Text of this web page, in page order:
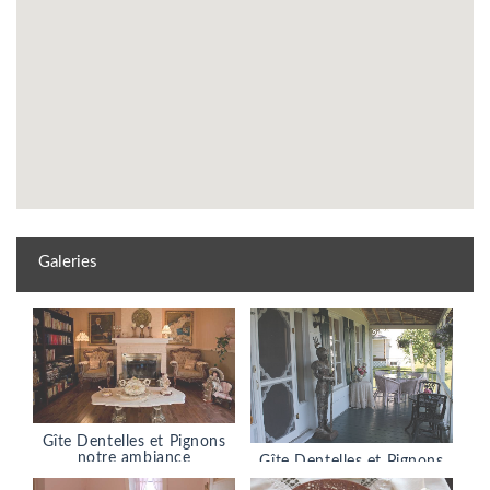
Galeries
Gîte Dentelles et Pignons
notre ambiance
Gîte Dentelles et Pignons
extérieur